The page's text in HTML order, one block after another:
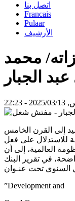
اتصل بنا
Francais
Pulaar
الأرشيف
محمد
الجبار
22:23
إلى القرن الخامس
للاستدلال على فعل
العالمية، إلى أن
وواضحة، في تقرير البنك
”Development and